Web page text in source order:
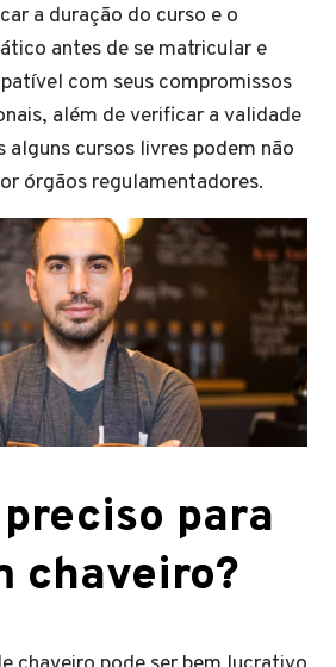
a duração do curso e o
antes de se matricular e
com seus compromissos
além de verificar a validade
cursos livres podem não
órgãos regulamentadores.
para
chaveiro?